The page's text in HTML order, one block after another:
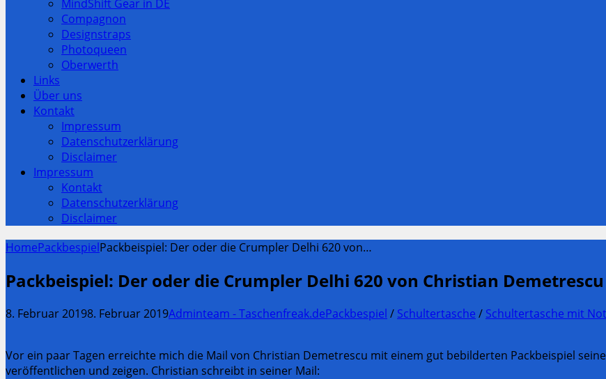
MindShift Gear in DE
Compagnon
Designstraps
Photoqueen
Oberwerth
Links
Über uns
Kontakt
Impressum
Datenschutzerklärung
Disclaimer
Impressum
Kontakt
Datenschutzerklärung
Disclaimer
HomePackbespielPackbeispiel: Der oder die Crumpler Delhi 620 von…
Packbeispiel: Der oder die Crumpler Delhi 620 von Christian Demetrescu
8. Februar 20198. Februar 2019Adminteam - Taschenfreak.dePackbespiel / Schultertasche / Schultertasche mit
Vor ein paar Tagen erreichte mich die Mail von Christian Demetrescu mit einem gut bebilderten Packbeispiel
veröffentlichen und zeigen. Christian schreibt in seiner Mail: